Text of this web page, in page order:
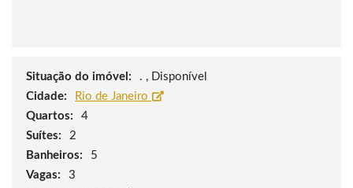
Situação do imóvel:
. , Disponível
Cidade:
Rio de Janeiro
Quartos:
4
Suítes:
2
Banheiros:
5
Vagas:
3